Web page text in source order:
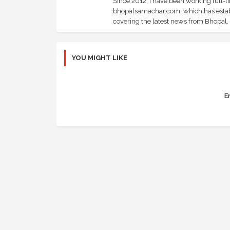
bhopalsamachar.com, which has
covering the latest news from Bhopal,
YOU MIGHT LIKE